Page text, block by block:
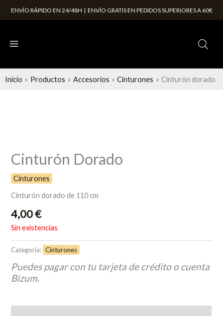
ENVÍO RÁPIDO EN 24/48H | ENVÍO GRATIS EN PEDIDOS SUPERIORES A 60€
Inicio Productos Accesorios Cinturones Cinturón dorado
Cinturón Dorado
Cinturones
Cinturón dorado de 110 cm
4,00€
Sin existencias
Categoría: Cinturones
Puedes pagar con tu tarjeta de crédito o cuenta
Bizum.